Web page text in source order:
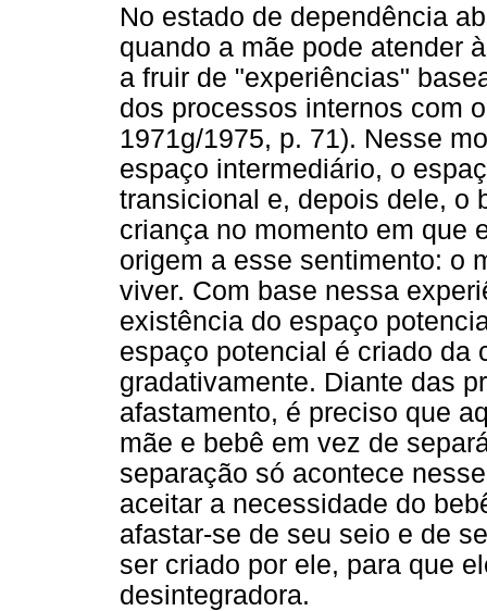
No estado de dependência
quando a mãe pode atender
a fruir de "experiências"
dos processos internos com
1971g/1975, p. 71). Nesse
espaço intermediário, o
transicional e, depois dele, o
criança no momento em que
origem a esse sentimento: o
viver. Com base nessa
existência do espaço
espaço potencial é criado da
gradativamente. Diante das
afastamento, é preciso que
mãe e bebê em vez de
separação só acontece
aceitar a necessidade do
afastar-se de seu seio e de
ser criado por ele, para que
desintegradora.